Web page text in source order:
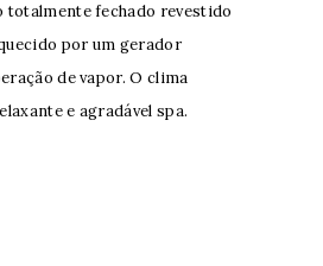
totalmente fechado revestido
por um gerador
de vapor. O clima
e agradável spa.